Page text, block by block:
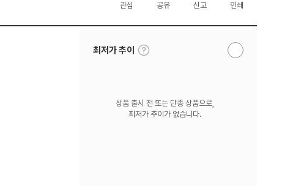
관심 공유 신고 인쇄
최저가 추이
툴
팁
알
상품 출시 전 또는 단종 상품으로,
최저가 추이가 없습니다.